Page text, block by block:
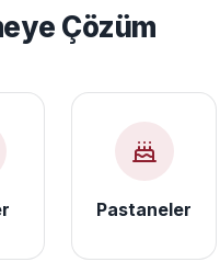
Çözüm
Pastaneler